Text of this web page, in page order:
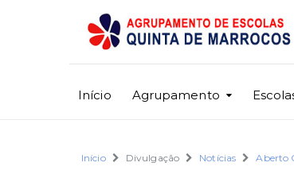
Início Agrupamento
Início Divulgação Notícias Aberto